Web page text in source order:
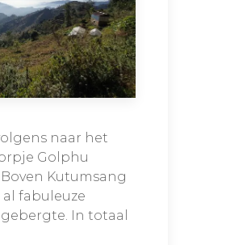
naar het
Golphu
Kutumsang
fabuleuze
In totaal